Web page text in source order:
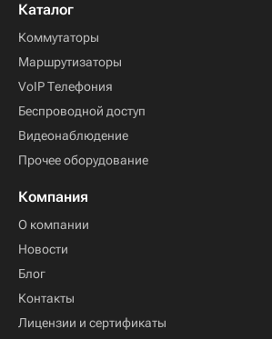
Каталог
Коммутаторы
Маршрутизаторы
VoIP Телефония
Беспроводной доступ
Видеонаблюдение
Прочее оборудование
Компания
О компании
Новости
Блог
Контакты
Лицензии и сертификаты